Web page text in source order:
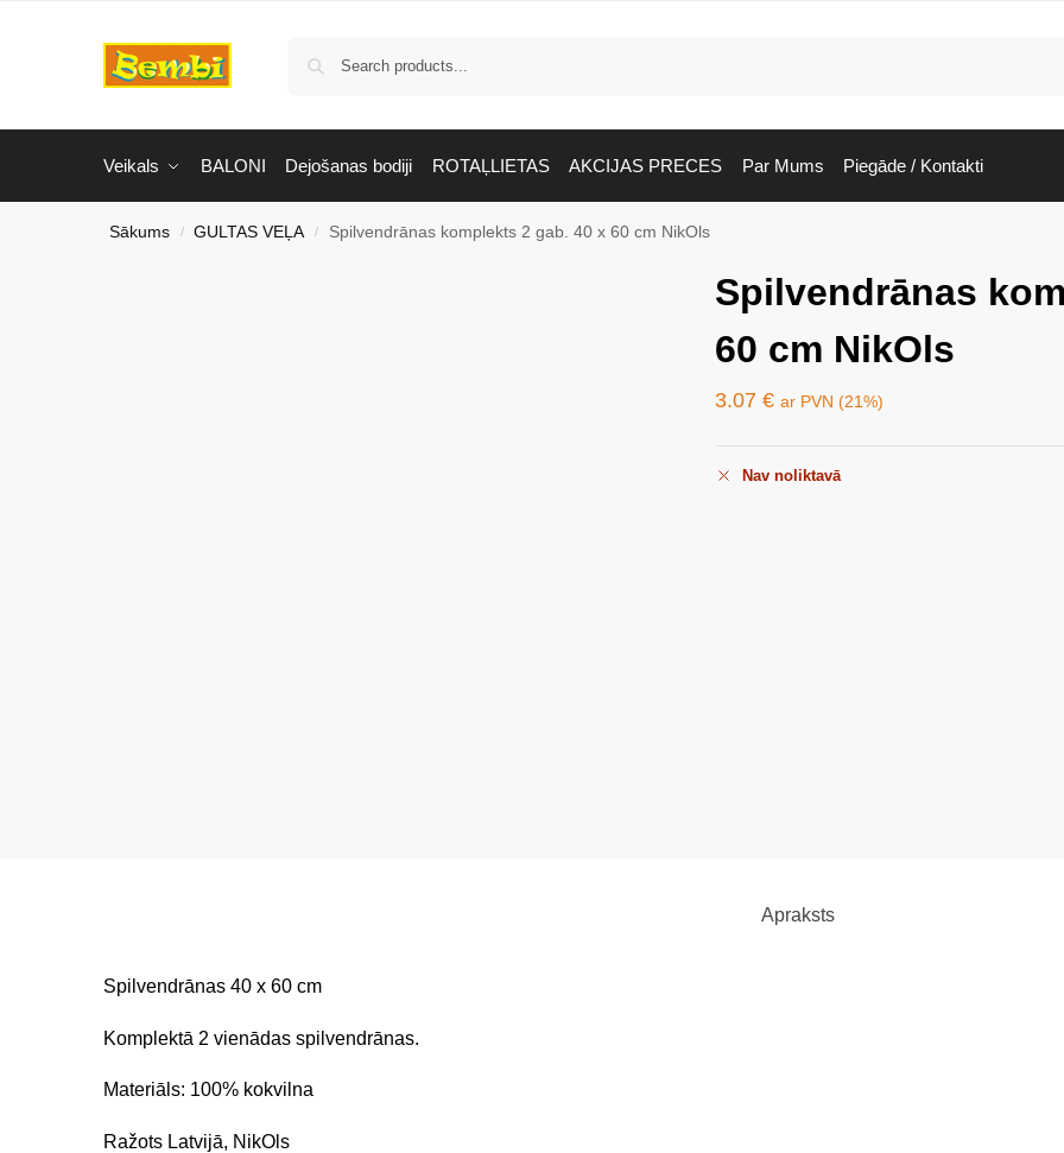
Veikals BALONI Dejošanas bodiji ROTAĻLIETAS AKCIJAS PRECES Par Mums Piegāde / Kontakti
Sākums / GULTAS VEĻA / Spilvendrānas komplekts 2 gab. 40 x 60 cm NikOls
Spilvendrānas
60 cm NikOls
3.07 € ar PVN (21%)
Nav noliktavā
Apraksts
Spilvendrānas 40 x 60 cm
Komplektā 2 vienādas spilvendrānas.
Materiāls: 100% kokvilna
Ražots Latvijā, NikOls